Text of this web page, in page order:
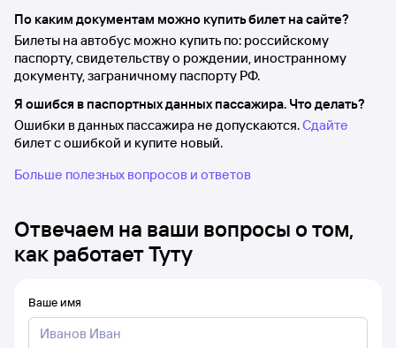
По каким документам можно купить билет на сайте?
Билеты на автобус можно купить по: российскому
паспорту, свидетельству о рождении, иностранному
документу, заграничному паспорту РФ.
Я ошибся в паспортных данных пассажира. Что делать?
Ошибки в данных пассажира не допускаются.Сдайте
билет с ошибкой и купите новый.
Больше полезных вопросов и ответов
Отвечаем на ваши вопросы о том,
как работает Туту
Ваше имя